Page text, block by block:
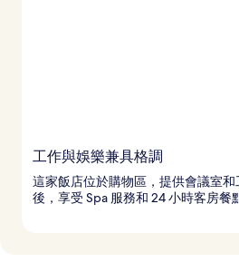
工作與娛樂兼具格調
這家飯店位於購物區，提供會議室
後，享受 Spa 服務和 24 小時客房餐